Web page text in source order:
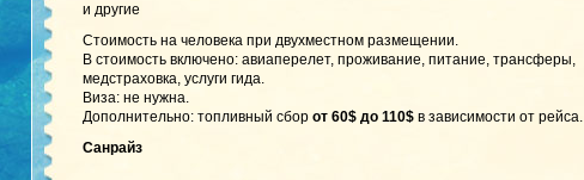
и другие
Стоимость на человека при двухместном размещении.
В стоимость включено: авиаперелет, проживание, питание, трансферы,
медстраховка, услуги гида.
Виза: не нужна.
Дополнительно: топливный сбор от 60$ до 110$ в зависимости от рейса.
Санрайз